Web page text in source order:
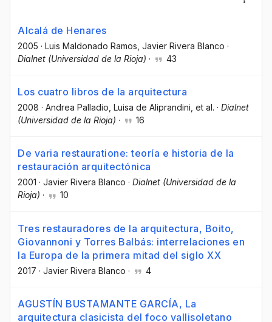
Alcalá de Henares
2005 · Luis Maldonado Ramos , Javier Rivera Blanco ·
Dialnet (Universidad de la Rioja) · 43
Los cuatro libros de la arquitectura
2008 · Andrea Palladio , Luisa de Aliprandini , et al. · Dialnet
(Universidad de la Rioja) · 16
De varia restauratione: teoría e historia de la
restauración arquitectónica
2001 · Javier Rivera Blanco · Dialnet (Universidad de la
Rioja) · 10
Tres restauradores de la arquitectura, Boito,
Giovannoni y Torres Balbás: interrelaciones en
la Europa de la primera mitad del siglo XX
2017 · Javier Rivera Blanco · 4
AGUSTÍN BUSTAMANTE GARCÍA, La
arquitectura clasicista del foco vallisoletano